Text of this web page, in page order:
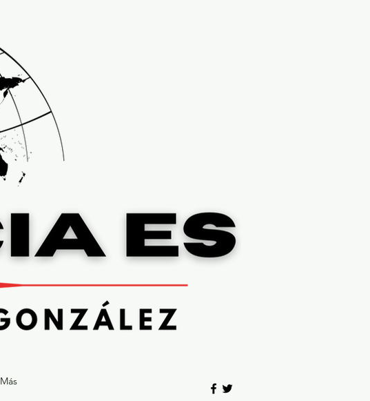
Más